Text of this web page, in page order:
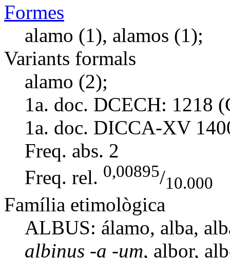
Formes
alamo (1), alamos (1);
Variants formals
alamo (2);
1a. doc. DCECH: 1218
1a. doc. DICCA-XV
Freq. abs. 2
Freq. rel. 0,00895/10.000
Família etimològica
ALBUS: álamo, alba,
albinus -a -um, albor,